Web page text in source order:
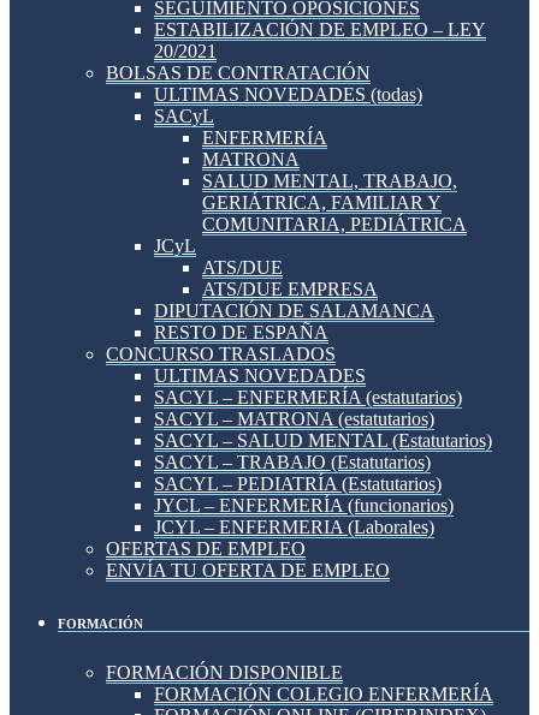
SEGUIMIENTO OPOSICIONES
ESTABILIZACIÓN DE EMPLEO – LEY
20/2021
BOLSAS DE CONTRATACIÓN
ULTIMAS NOVEDADES (todas)
SACyL
ENFERMERÍA
MATRONA
SALUD MENTAL, TRABAJO,
GERIÁTRICA, FAMILIAR Y
COMUNITARIA, PEDIÁTRICA
JCyL
ATS/DUE
ATS/DUE EMPRESA
DIPUTACIÓN DE SALAMANCA
RESTO DE ESPAÑA
CONCURSO TRASLADOS
ULTIMAS NOVEDADES
SACYL – ENFERMERÍA (estatutarios)
SACYL – MATRONA (estatutarios)
SACYL – SALUD MENTAL (Estatutarios)
SACYL – TRABAJO (Estatutarios)
SACYL – PEDIATRÍA (Estatutarios)
JYCL – ENFERMERÍA (funcionarios)
JCYL – ENFERMERIA (Laborales)
OFERTAS DE EMPLEO
ENVÍA TU OFERTA DE EMPLEO
FORMACIÓN
FORMACIÓN DISPONIBLE
FORMACIÓN COLEGIO ENFERMERÍA